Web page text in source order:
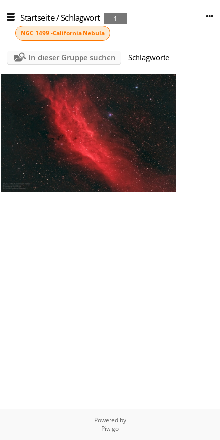
Startseite/Schlagwort
1
NGC 1499 -California Nebula
In dieser Gruppe suchen Schlagworte
Powered by
Piwigo